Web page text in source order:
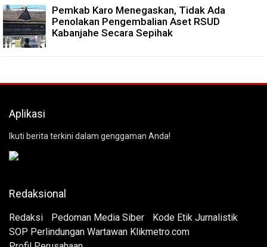
Pemkab Karo Menegaskan, Tidak Ada
Penolakan Pengembalian Aset RSUD
Kabanjahe Secara Sepihak
Aplikasi
Ikuti berita terkini dalam genggaman Anda!
Redaksional
Redaksi Pedoman Media Siber
Kode Etik Jurnalistik
SOP Perlindungan Wartawan Klikmetro.com